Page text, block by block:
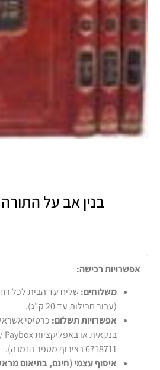
בנין אב על
אפשרויות רכישה:
משלוחים:
(עבור חבילות עד 20 ק"ג).
אפשרויות תשלום:
6718711 בצירוף מספר הזמנה).
איסוף עצמי (חינם, בתיאום